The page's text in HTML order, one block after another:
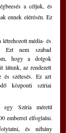
a céljuk, és
ennek elérésén. Ez
létrehozott média- és
Ezt nem szabad
hogy a dolgok
látunk, az rendezett
és szétesés. Ez azt
központi szíriai
egy Szíria méretű
emberrel elfoglalni.
és néhány